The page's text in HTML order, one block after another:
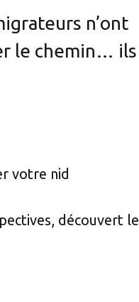
n’ont
le chemin… ils
votre nid
découvert le